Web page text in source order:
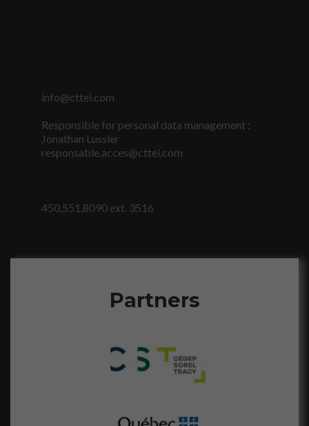
info@cttei.com
Responsible for personal data management :
Jonathan Lussier
responsable.acces@cttei.com
450,551,8090 ext. 3516
Partners
témoins ne
fonctionnalité
fonction de la
façon dont le
site Web est